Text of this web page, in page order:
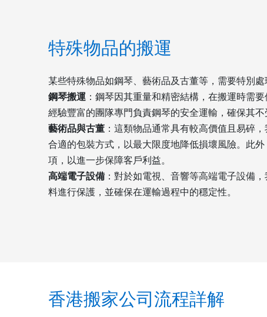
特殊物品的搬運
某些特殊物品如鋼琴、藝術品及古董等，需要特別處
鋼琴搬運 ：鋼琴因其重量和精密結構，在搬運時需
經驗豐富的團隊專門負責鋼琴的安全運輸，確保其不
藝術品與古董 ：這類物品通常具有較高價值且易碎
合適的包裝方式，以最大限度地降低損壞風險。此
項，以進一步保障客戶利益。
高端電子設備 ：對於如電視、音響等高端電子設備
料進行保護，並確保在運輸過程中的穩定性。
香港搬家公司流程詳解